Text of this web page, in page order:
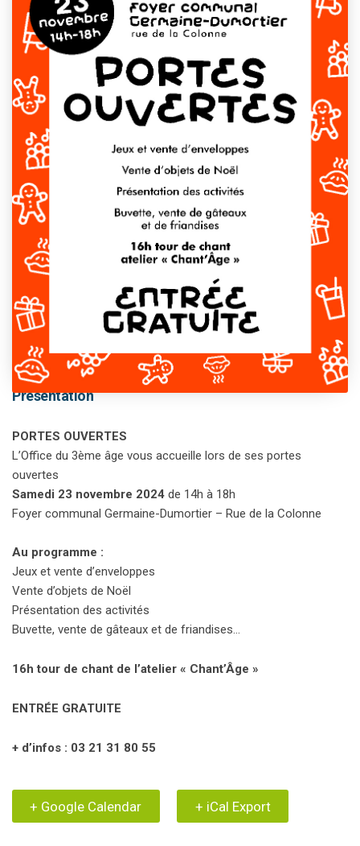
This event has passed.
Présentation
PORTES OUVERTES
L’Office du 3ème âge vous accueille lors de ses portes
ouvertes
Samedi 23 novembre 2024 de 14h à 18h
Foyer communal Germaine-Dumortier – Rue de la Colonne
Au programme :
Jeux et vente d’enveloppes
Vente d’objets de Noël
Présentation des activités
Buvette, vente de gâteaux et de friandises…
16h tour de chant de l’atelier « Chant’Âge »
ENTRÉE GRATUITE
+ d’infos : 03 21 31 80 55
+ Google Calendar + iCal Export